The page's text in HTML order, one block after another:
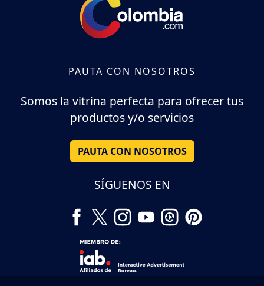
PAUTA CON NOSOTROS
Somos la vitrina perfecta para ofrecer tus
productos y/o servicios
PAUTA CON NOSOTROS
SÍGUENOS EN